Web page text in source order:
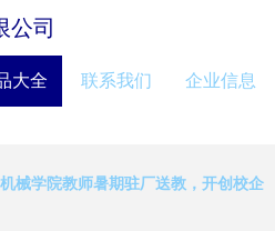
公司
大全 联系我们 企业信息
机械学院教师暑期驻厂送教，开创校企